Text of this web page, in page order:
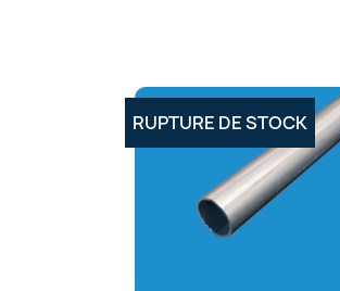
RUPTURE DE STOCK